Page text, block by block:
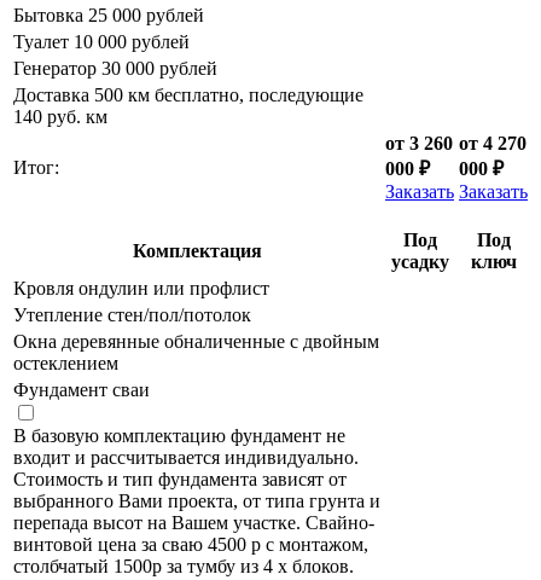
Бытовка 25 000 рублей
Туалет 10 000 рублей
Генератор 30 000 рублей
Доставка 500 км бесплатно, последующие
140 руб. км
Итог:
от 3 260
000 ₽
Заказать
от 4 270
000 ₽
Заказать
Комплектация
Под
усадку
Под
ключ
Кровля ондулин или профлист
Утепление стен/пол/потолок
Окна деревянные обналиченные с двойным
остеклением
Фундамент сваи
В базовую комплектацию фундамент не
входит и рассчитывается индивидуально.
Стоимость и тип фундамента зависят от
выбранного Вами проекта, от типа грунта и
перепада высот на Вашем участке. Свайно-
винтовой цена за сваю 4500 р с монтажом,
столбчатый 1500р за тумбу из 4 х блоков.